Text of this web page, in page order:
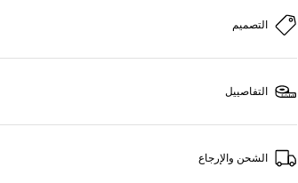
التصميم
التفاصييل
الشحن والإرجاع